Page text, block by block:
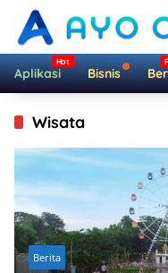
Langsung
konten
Aplikasi Bisnis
Wisata
Berita